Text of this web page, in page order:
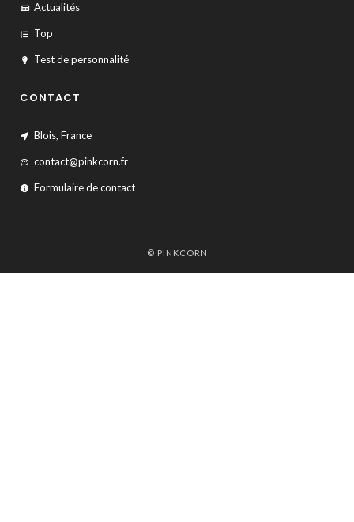
Actualités
Top
Test de personnalité
CONTACT
Blois, France
contact@pinkcorn.fr
Formulaire de contact
© PINKCORN